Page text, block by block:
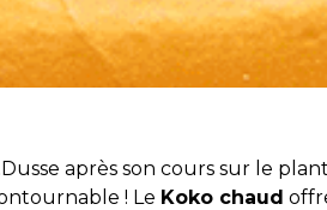
après son cours sur le
! Le Koko chaud